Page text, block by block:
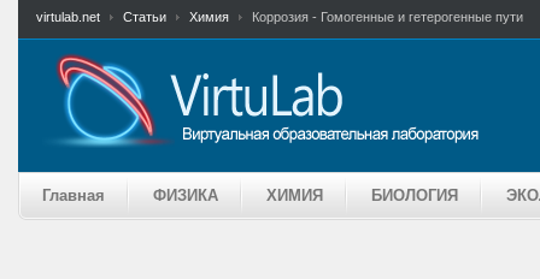
virtulab.net Статьи Химия Коррозия - Гомогенные и гетерогенные пути
Главная ФИЗИКА ХИМИЯ БИОЛОГИЯ